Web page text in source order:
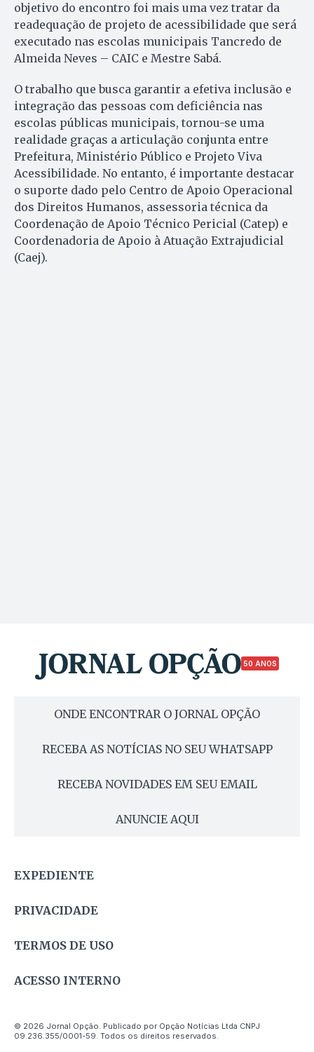
objetivo do encontro foi mais uma vez tratar da
readequação de projeto de acessibilidade que será
executado nas escolas municipais Tancredo de
Almeida Neves – CAIC e Mestre Sabá.
O trabalho que busca garantir a efetiva inclusão e
integração das pessoas com deficiência nas
escolas públicas municipais, tornou-se uma
realidade graças a articulação conjunta entre
Prefeitura, Ministério Público e Projeto Viva
Acessibilidade. No entanto, é importante destacar
o suporte dado pelo Centro de Apoio Operacional
dos Direitos Humanos, assessoria técnica da
Coordenação de Apoio Técnico Pericial (Catep) e
Coordenadoria de Apoio à Atuação Extrajudicial
(Caej).
50 ANOS
ONDE ENCONTRAR O JORNAL OPÇÃO
RECEBA AS NOTÍCIAS NO SEU WHATSAPP
RECEBA NOVIDADES EM SEU EMAIL
ANUNCIE AQUI
EXPEDIENTE
PRIVACIDADE
TERMOS DE USO
ACESSO INTERNO
© 2026 Jornal Opção. Publicado por Opção Notícias Ltda CNPJ
09.236.355/0001-59. Todos os direitos reservados.